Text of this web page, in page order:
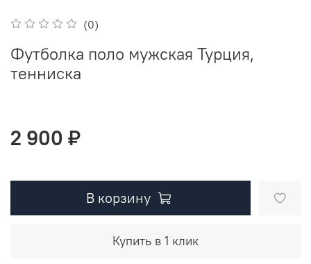
(0)
Футболка поло мужская Турция,
тенниска
2 900 ₽
В корзину
Купить в 1 клик